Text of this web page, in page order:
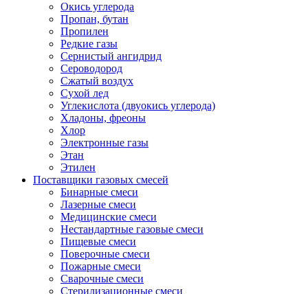
Окись углерода
Пропан, бутан
Пропилен
Редкие газы
Сернистый ангидрид
Сероводород
Сжатый воздух
Сухой лед
Углекислота (двуокись углерода)
Хладоны, фреоны
Хлор
Электронные газы
Этан
Этилен
Поставщики газовых смесей
Бинарные смеси
Лазерные смеси
Медицинские смеси
Нестандартные газовые смеси
Пищевые смеси
Поверочные смеси
Пожарные смеси
Сварочные смеси
Стерилизационные смеси